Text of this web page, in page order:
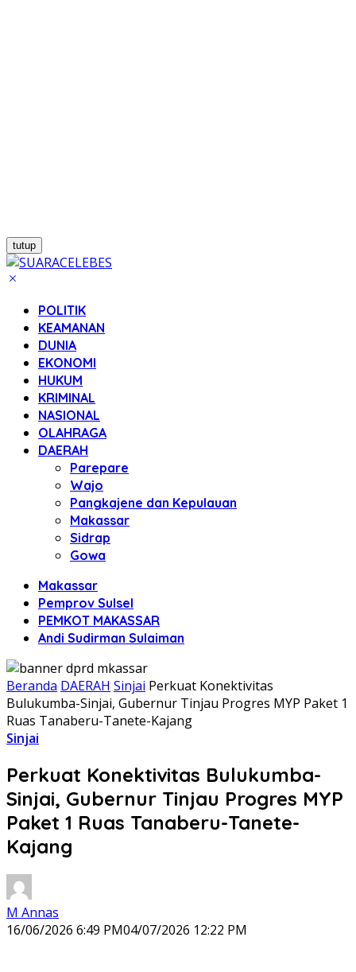
tutup
POLITIK
KEAMANAN
DUNIA
EKONOMI
HUKUM
KRIMINAL
NASIONAL
OLAHRAGA
DAERAH
Parepare
Wajo
Pangkajene dan Kepulauan
Makassar
Sidrap
Gowa
Makassar
Pemprov Sulsel
PEMKOT MAKASSAR
Andi Sudirman Sulaiman
Beranda DAERAH Sinjai Perkuat Konektivitas
Bulukumba-Sinjai, Gubernur Tinjau Progres MYP Paket 1
Ruas Tanaberu-Tanete-Kajang
Sinjai
Perkuat Konektivitas Bulukumba-
Sinjai, Gubernur Tinjau Progres MYP
Paket 1 Ruas Tanaberu-Tanete-
Kajang
M Annas
16/06/2026 6:49 PM04/07/2026 12:22 PM